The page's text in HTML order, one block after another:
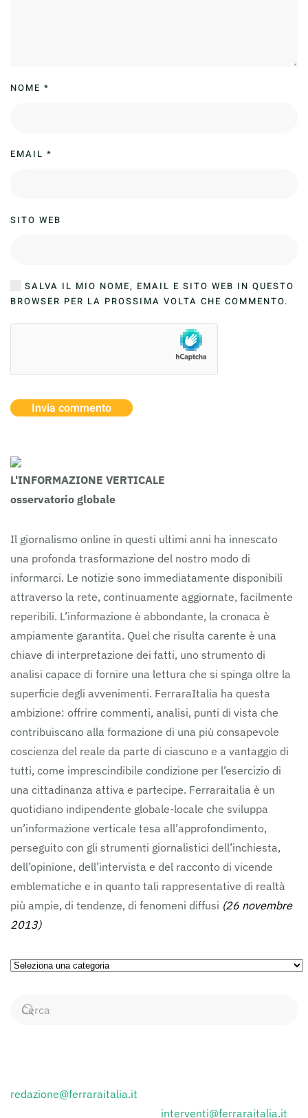
NOME *
EMAIL *
SITO WEB
SALVA IL MIO NOME, EMAIL E SITO WEB IN QUESTO
BROWSER PER LA PROSSIMA VOLTA CHE COMMENTO.
Invia commento
L'INFORMAZIONE VERTICALE
osservatorio globale
Il giornalismo online in questi ultimi anni ha innescato
una profonda trasformazione del nostro modo di
informarci. Le notizie sono immediatamente disponibili
attraverso la rete, continuamente aggiornate, facilmente
reperibili. L’informazione è abbondante, la cronaca è
ampiamente garantita. Quel che risulta carente è una
chiave di interpretazione dei fatti, uno strumento di
analisi capace di fornire una lettura che si spinga oltre la
superficie degli avvenimenti. FerraraItalia ha questa
ambizione: offrire commenti, analisi, punti di vista che
contribuiscano alla formazione di una più consapevole
coscienza del reale da parte di ciascuno e a vantaggio di
tutti, come imprescindibile condizione per l’esercizio di
una cittadinanza attiva e partecipe. Ferraraitalia è un
quotidiano indipendente globale-locale che sviluppa
un’informazione verticale tesa all’approfondimento,
perseguito con gli strumenti giornalistici dell’inchiesta,
dell’opinione, dell’intervista e del racconto di vicende
emblematiche e in quanto tali rappresentative di realtà
più ampie, di tendenze, di fenomeni diffusi (26 novembre
2013)
Ricerca
Categorie
redazione@ferraraitalia.it
interventi@ferraraitalia.it